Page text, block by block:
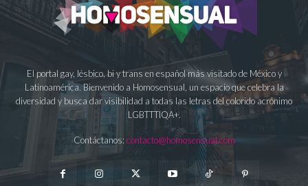
El portal gay, lésbico, bi y trans en español más visitado de México y
Latinoamérica. Bienvenido a Homosensual, un espacio que celebra la
diversidad y busca dar visibilidad a todas las letras del colorido acrónimo
LGBTTTIQA+.
Contáctanos: contacto@homosensual.com